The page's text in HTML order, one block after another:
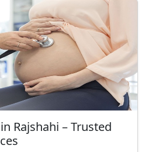
Rajshahi – Trusted